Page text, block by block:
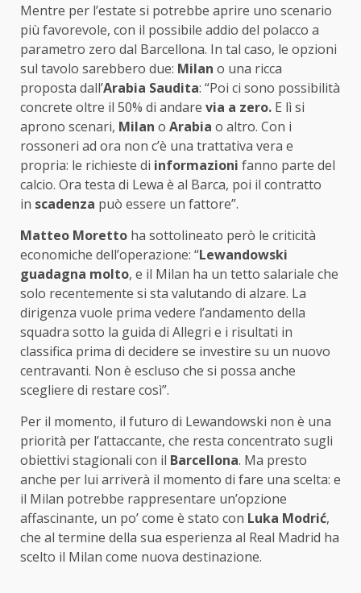
Mentre per l’estate si potrebbe aprire uno scenario
più favorevole, con il possibile addio del polacco a
parametro zero dal Barcellona. In tal caso, le opzioni
sul tavolo sarebbero due: Milan o una ricca
proposta dall’Arabia Saudita: “Poi ci sono possibilità
concrete oltre il 50% di andare via a zero. E lì si
aprono scenari, Milan o Arabia o altro. Con i
rossoneri ad ora non c’è una trattativa vera e
propria: le richieste di informazioni fanno parte del
calcio. Ora testa di Lewa è al Barca, poi il contratto
in scadenza può essere un fattore”.
Matteo Moretto ha sottolineato però le criticità
economiche dell’operazione: “Lewandowski
guadagna molto, e il Milan ha un tetto salariale che
solo recentemente si sta valutando di alzare. La
dirigenza vuole prima vedere l’andamento della
squadra sotto la guida di Allegri e i risultati in
classifica prima di decidere se investire su un nuovo
centravanti. Non è escluso che si possa anche
scegliere di restare così”.
Per il momento, il futuro di Lewandowski non è una
priorità per l’attaccante, che resta concentrato sugli
obiettivi stagionali con il Barcellona. Ma presto
anche per lui arriverà il momento di fare una scelta: e
il Milan potrebbe rappresentare un’opzione
affascinante, un po’ come è stato con Luka Modrić,
che al termine della sua esperienza al Real Madrid ha
scelto il Milan come nuova destinazione.